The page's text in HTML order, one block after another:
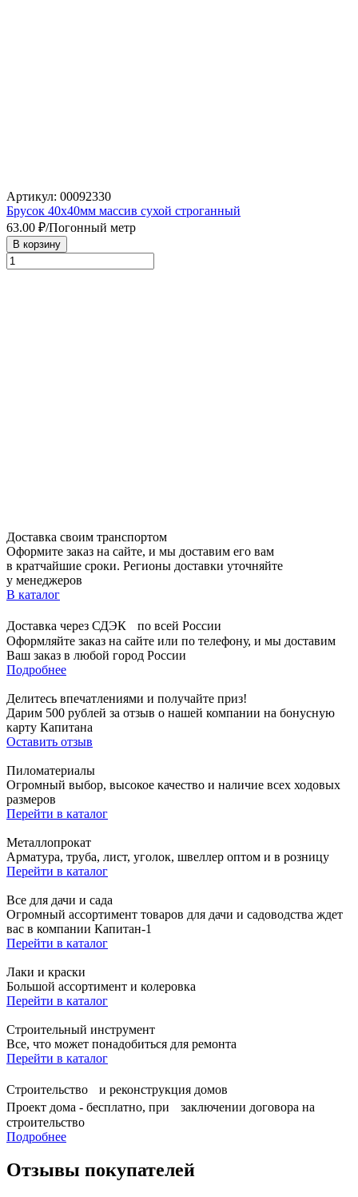
Артикул: 00092330
Брусок 40х40мм массив сухой строганный
63.00 ₽/Погонный метр
В корзину
Доставка своим транспортом
Оформите заказ на сайте, и мы доставим его вам
в кратчайшие сроки. Регионы доставки уточняйте
у менеджеров
В каталог
Доставка через СДЭК по всей России
Оформляйте заказ на сайте или по телефону, и мы доставим
Ваш заказ в любой город России
Подробнее
Делитесь впечатлениями и получайте приз!
Дарим 500 рублей за отзыв о нашей компании на бонусную
карту Капитана
Оставить отзыв
Пиломатериалы
Огромный выбор, высокое качество и наличие всех ходовых
размеров
Перейти в каталог
Металлопрокат
Арматура, труба, лист, уголок, швеллер оптом и в розницу
Перейти в каталог
Все для дачи и сада
Огромный ассортимент товаров для дачи и садоводства ждет
вас в компании Капитан-1
Перейти в каталог
Лаки и краски
Большой ассортимент и колеровка
Перейти в каталог
Строительный инструмент
Все, что может понадобиться для ремонта
Перейти в каталог
Строительство и реконструкция домов
Проект дома - бесплатно, при заключении договора на
строительство
Подробнее
Отзывы покупателей